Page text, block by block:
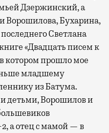
Дзержинский, а
Ворошилова, Бухарина,
Светлана
«Двадцать писем к
котором прошло мое
младшему
из Батума.
детьми, Ворошилов и
а отец с мамой — в